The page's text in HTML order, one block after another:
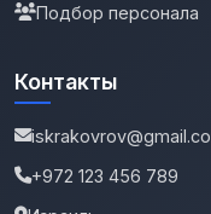
Подбор персонала
Контакты
+972 123 456 789